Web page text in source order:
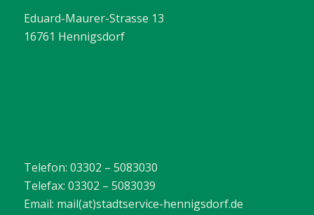
Eduard-Maurer-Strasse 13
16761 Hennigsdorf
Telefon: 03302 – 5083030
Telefax: 03302 – 5083039
Email: mail(at)stadtservice-hennigsdorf.de